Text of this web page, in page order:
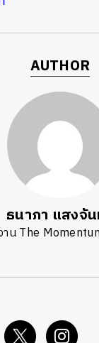
AUTHOR
ธนาภา แสงจั
าน The